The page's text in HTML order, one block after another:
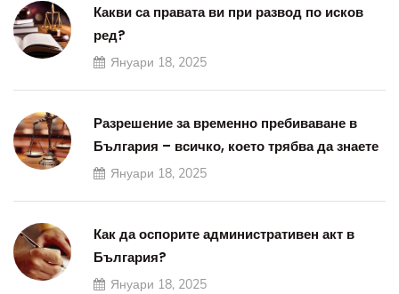
Какви са правата ви при развод по исков
ред?
Януари 18, 2025
Разрешение за временно пребиваване в
България – всичко, което трябва да знаете
Януари 18, 2025
Как да оспорите административен акт в
България?
Януари 18, 2025